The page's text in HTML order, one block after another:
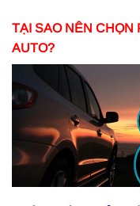
TẠI SAO NÊN CHỌN
AUTO?